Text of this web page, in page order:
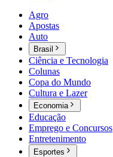
Agro
Apostas
Auto
Brasil
Ciência e Tecnologia
Colunas
Copa do Mundo
Cultura e Lazer
Economia
Educação
Emprego e Concursos
Entretenimento
Esportes